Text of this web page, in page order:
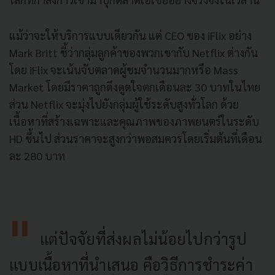
แม้ว่าจะให้บริการแบบเดียวกัน แต่ CEO ของ iFlix อย่าง
Mark Britt ชี้ว่ากลุ่มลูกค้าของพวกเขากับ Netflix ต่างกัน
โดย iFlix จะเน้นจับตลาดผู้ชมจำนวนมากหรือ Mass
Market โดยมีราคาถูกดึงดูดใจตกเดือนละ 30 บาทในไทย
ส่วน Netflix จะมุ่งไปยังกลุ่มผู้ใช้ระดับสูงทั่วโลก ด้วย
เนื้อหาที่สร้างเฉพาะและคุณภาพของภาพยนตร์ในระดับ
HD ขึ้นไป ส่วนราคาจะสูงกว่าพอสมควรโดยเริ่มต้นที่เดือน
ละ 280 บาท
แต่ปัจจัยที่ส่งผลไม่น้อยไปกว่ารูป
แบบเนื้อหาที่นำเสนอ คือวิธีการชำระค่า